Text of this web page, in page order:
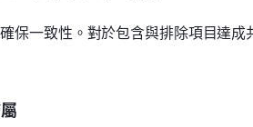
保一致性。對於包含與排除項目達